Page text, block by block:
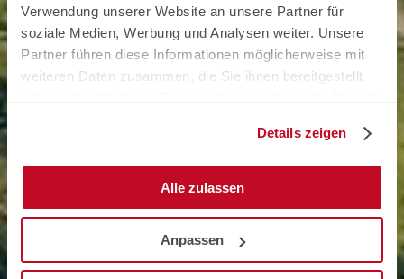
Verwendung unserer Website an unsere Partner für
soziale Medien, Werbung und Analysen weiter. Unsere
Partner führen diese Informationen möglicherweise mit
weiteren Daten zusammen, die Sie ihnen bereitgestellt
Details zeigen
Alle zulassen
Anpassen